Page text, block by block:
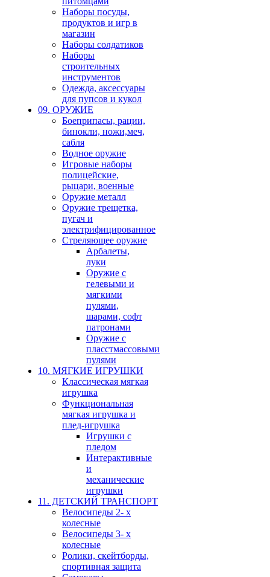
Наборы посуды,
продуктов и игр в
магазин
Наборы солдатиков
Наборы
строительных
инструментов
Одежда, аксессуары
для пупсов и кукол
09. ОРУЖИЕ
Боеприпасы, рации,
бинокли, ножи,меч,
сабля
Водное оружие
Игровые наборы
полицейские,
рыцари, военные
Оружие металл
Оружие трещетка,
пугач и
электрифицированное
Стреляющее оружие
Арбалеты,
луки
Оружие с
гелевыми и
мягкими
пулями,
шарами, софт
патронами
Оружие с
пласстмассовыми
пулями
10. МЯГКИЕ ИГРУШКИ
Классическая мягкая
игрушка
Функциональная
мягкая игрушка и
плед-игрушка
Игрушки с
пледом
Интерактивные
и
механические
игрушки
11. ДЕТСКИЙ ТРАНСПОРТ
Велосипеды 2- х
колесные
Велосипеды 3- х
колесные
Ролики, скейтборды,
спортивная защита